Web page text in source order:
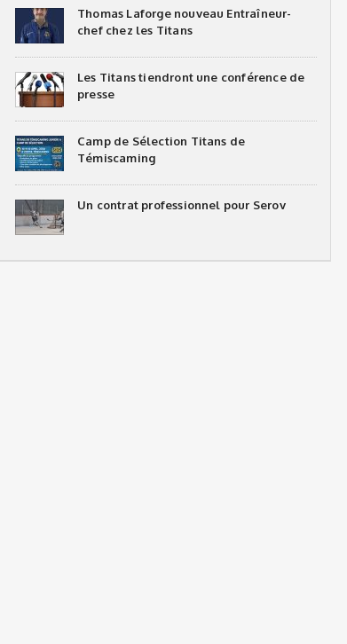
Thomas Laforge nouveau Entraîneur-
chef chez les Titans
Les Titans tiendront une conférence de
presse
Camp de Sélection Titans de
Témiscaming
Un contrat professionnel pour Serov